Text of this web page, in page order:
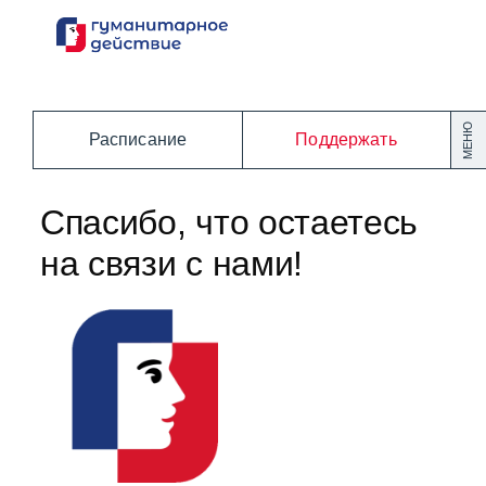
Перейти
МЕНЮ
Расписание Поддержать
Спасибо, что остаетесь
на связи с нами!